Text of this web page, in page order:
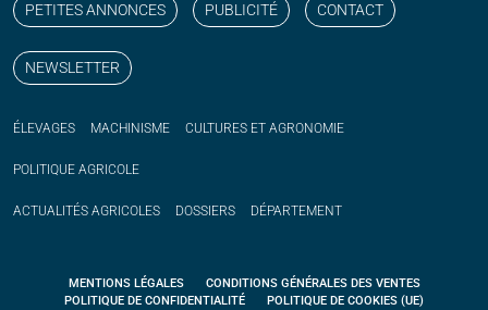
PETITES ANNONCES PUBLICITÉ CONTACT
NEWSLETTER
ÉLEVAGES MACHINISME CULTURES ET AGRONOMIE
POLITIQUE AGRICOLE
ACTUALITÉS AGRICOLES DOSSIERS DÉPARTEMENT
MENTIONS LÉGALES
CONDITIONS GÉNÉRALES DES VENTES
POLITIQUE DE CONFIDENTIALITÉ
POLITIQUE DE COOKIES (UE)